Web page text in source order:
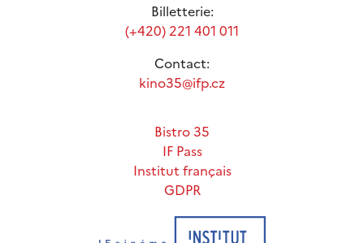
Billetterie:
(+420) 221 401 011
Contact:
kino35@ifp.cz
Bistro 35
IF Pass
Institut français
GDPR